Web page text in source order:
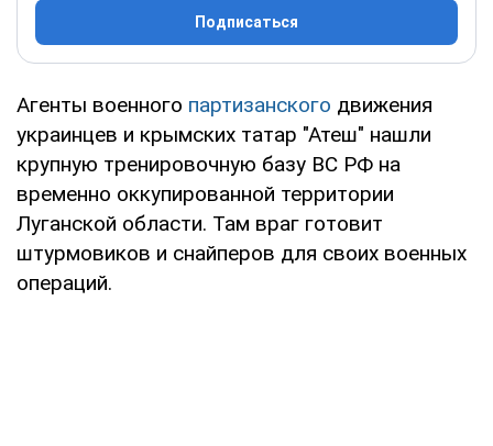
Подписаться
Агенты военного партизанского движения
украинцев и крымских татар "Атеш" нашли
крупную тренировочную базу ВС РФ на
временно оккупированной территории
Луганской области. Там враг готовит
штурмовиков и снайперов для своих военных
операций.